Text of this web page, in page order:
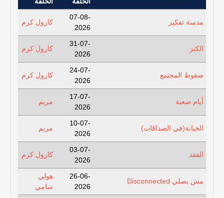
مدمنة تفكير
07-08-
2026
كارول كرم
الكنز
31-07-
2026
كارول كرم
ضغوط المجتمع
24-07-
2026
كارول كرم
أيام صعبة
17-07-
2026
مريم
الخيانة(في الصداقات)
10-07-
2026
مريم
الفقد
03-07-
2026
كارول كرم
مش بصلي Disconnected
26-06-
2026
هولي
سامي